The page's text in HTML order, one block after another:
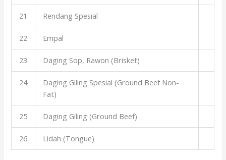
21 Rendang Spesial
22 Empal
23 Daging Sop, Rawon (Brisket)
24
Daging Giling Spesial (Ground Beef Non-
Fat)
25 Daging Giling (Ground Beef)
26 Lidah (Tongue)